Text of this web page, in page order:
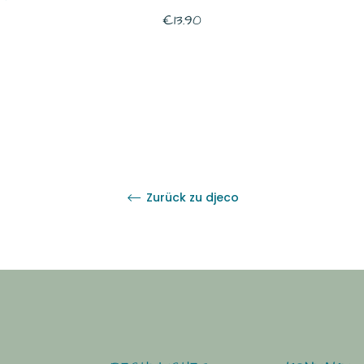
Normaler
€13.90
Zurück zu djeco